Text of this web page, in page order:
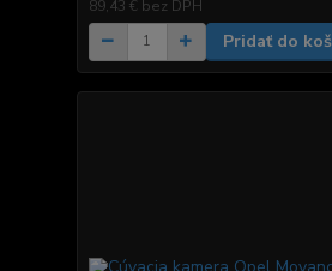
89,43 € bez DPH
Pridať do